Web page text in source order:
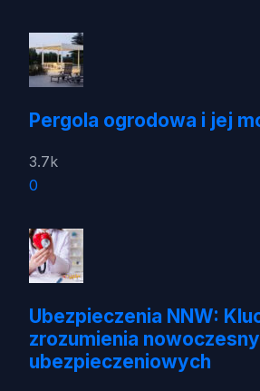
Pergola ogrodowa i jej
3.7k
0
Ubezpieczenia NNW:
zrozumienia
ubezpieczeniowych